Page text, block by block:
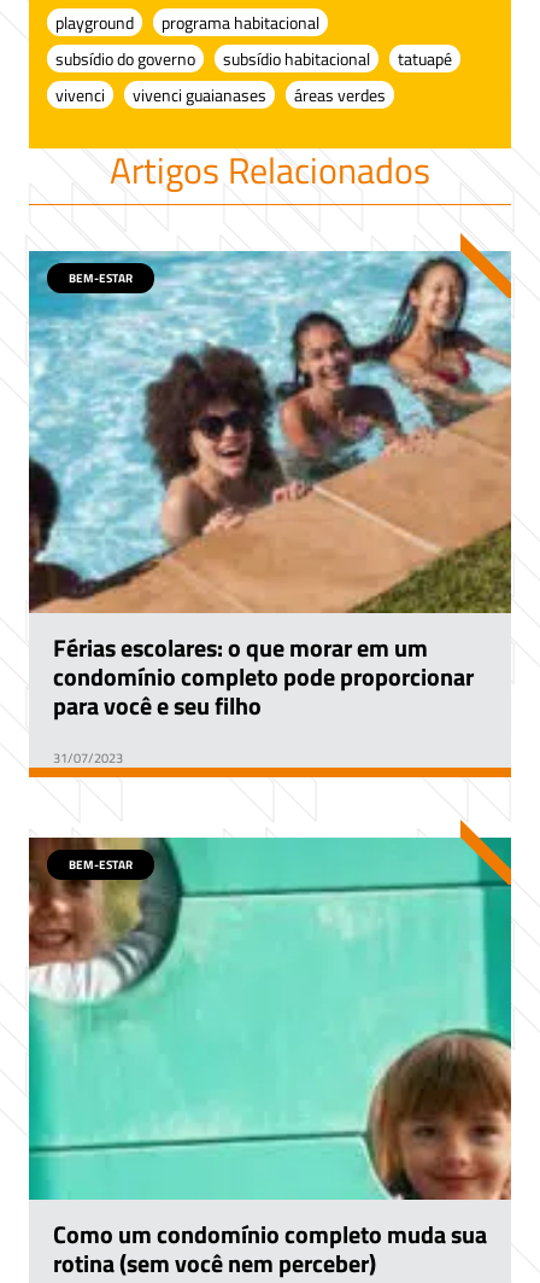
playground
programa habitacional
subsídio do governo
subsídio habitacional
tatuapé
vivenci
vivenci guaianases áreas verdes
Artigos Relacionados
Férias escolares: o que morar em um
condomínio completo pode proporcionar
para você e seu filho
31/07/2023
BEM-ESTAR
Como um condomínio completo muda sua
rotina (sem você nem perceber)
BEM-ESTAR